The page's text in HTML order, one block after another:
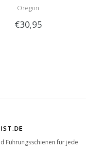
Oregon
€30,95
Führungsschienen für jede